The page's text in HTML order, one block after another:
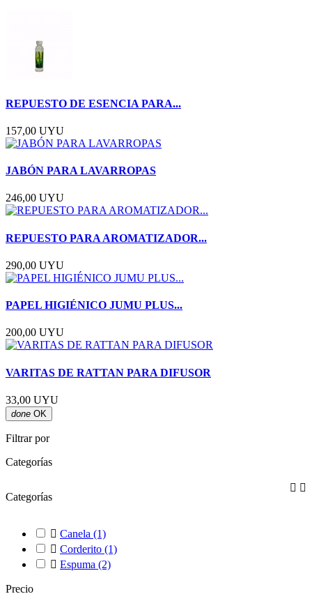
REPUESTO DE ESENCIA PARA...
157,00 UYU
JABÓN PARA LAVARROPAS
246,00 UYU
REPUESTO PARA AROMATIZADOR...
290,00 UYU
PAPEL HIGIÉNICO JUMU PLUS...
200,00 UYU
VARITAS DE RATTAN PARA DIFUSOR
33,00 UYU
done OK
Filtrar por
Categorías
Categorías
 
 Canela (1)
 Corderito (1)
 Espuma (2)
Precio